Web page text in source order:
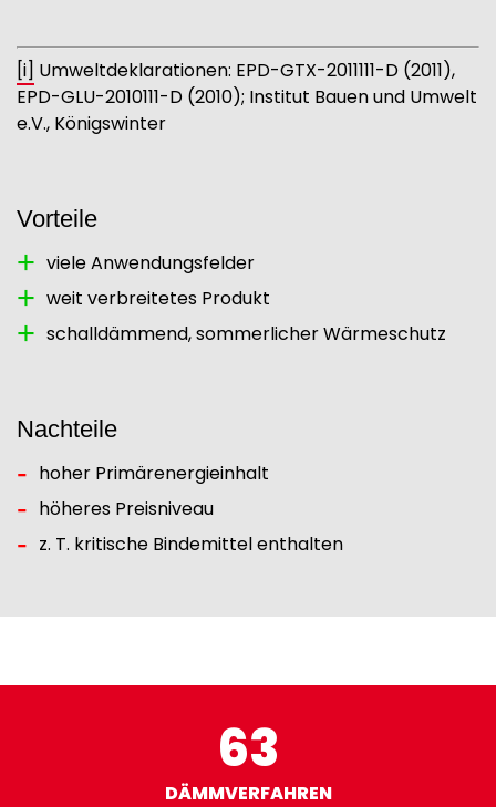
[i] Umweltdeklarationen: EPD-GTX-2011111-D (2011),
EPD-GLU-2010111-D (2010); Institut Bauen und Umwelt
e.V., Königswinter
Vorteile
viele Anwendungsfelder
weit verbreitetes Produkt
schalldämmend, sommerlicher Wärmeschutz
Nachteile
hoher Primärenergieinhalt
höheres Preisniveau
z. T. kritische Bindemittel enthalten
63
DÄMMVERFAHREN